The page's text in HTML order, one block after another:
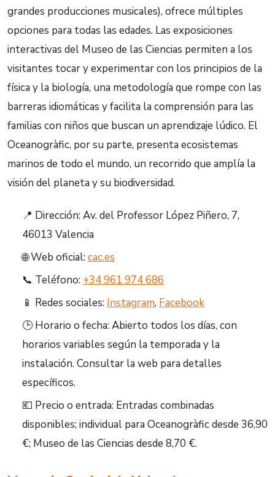
grandes producciones musicales), ofrece múltiples
opciones para todas las edades. Las exposiciones
interactivas del Museo de las Ciencias permiten a los
visitantes tocar y experimentar con los principios de la
física y la biología, una metodología que rompe con las
barreras idiomáticas y facilita la comprensión para las
familias con niños que buscan un aprendizaje lúdico. El
Oceanogràfic, por su parte, presenta ecosistemas
marinos de todo el mundo, un recorrido que amplía la
visión del planeta y su biodiversidad.
📍 Dirección: Av. del Professor López Piñero, 7,
46013 Valencia
🌐 Web oficial:cac.es
📞 Teléfono: +34 961 974 686
📱 Redes sociales: Instagram, Facebook
🕒 Horario o fecha: Abierto todos los días, con
horarios variables según la temporada y la
instalación. Consultar la web para detalles
específicos.
💶 Precio o entrada: Entradas combinadas
disponibles; individual para Oceanogràfic desde 36,90
€; Museo de las Ciencias desde 8,70 €.